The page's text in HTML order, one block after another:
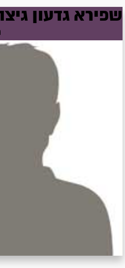
שפירא גדעון